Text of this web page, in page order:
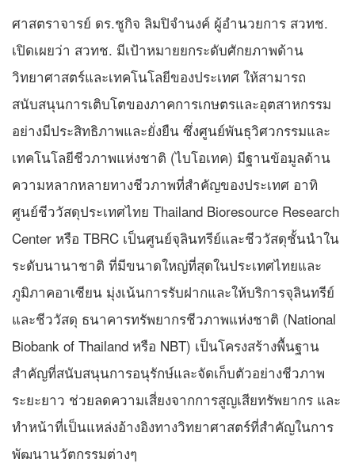
ศาสตราจารย์ ดร.ชูกิจ ลิมปิจำนงค์ ผู้อำนวยการ สวทช.
เปิดเผยว่า สวทช. มีเป้าหมายยกระดับศักยภาพด้าน
วิทยาศาสตร์และเทคโนโลยีของประเทศ ให้สามารถ
สนับสนุนการเติบโตของภาคการเกษตรและอุตสาหกรรม
อย่างมีประสิทธิภาพและยั่งยืน ซึ่งศูนย์พันธุวิศวกรรมและ
เทคโนโลยีชีวภาพแห่งชาติ (ไบโอเทค) มีฐานข้อมูลด้าน
ความหลากหลายทางชีวภาพที่สำคัญของประเทศ อาทิ
ศูนย์ชีววัสดุประเทศไทย Thailand Bioresource Research
Center หรือ TBRC เป็นศูนย์จุลินทรีย์และชีววัสดุชั้นนำใน
ระดับนานาชาติ ที่มีขนาดใหญ่ที่สุดในประเทศไทยและ
ภูมิภาคอาเซียน มุ่งเน้นการรับฝากและให้บริการจุลินทรีย์
และชีววัสดุ ธนาคารทรัพยากรชีวภาพแห่งชาติ (National
Biobank of Thailand หรือ NBT) เป็นโครงสร้างพื้นฐาน
สำคัญที่สนับสนุนการอนุรักษ์และจัดเก็บตัวอย่างชีวภาพ
ระยะยาว ช่วยลดความเสี่ยงจากการสูญเสียทรัพยากร และ
ทำหน้าที่เป็นแหล่งอ้างอิงทางวิทยาศาสตร์ที่สำคัญในการ
พัฒนานวัตกรรมต่างๆ